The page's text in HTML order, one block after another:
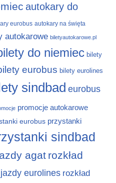
autokary do
eurobus autokary na święta
autokarowe biletyautokarowe.pl
do niemiec bilety
eurobus bilety eurolines
sindbad eurobus
promocje autokarowe
eurobus przystanki
sindbad
agat rozkład
jazdy eurolines rozkład